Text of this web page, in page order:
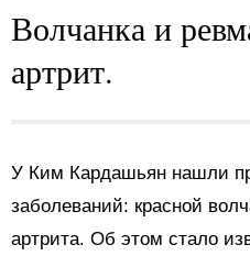
Волчанка и
артрит.
У Ким Кардашьян нашли
заболеваний: красной
артрита. Об этом стало